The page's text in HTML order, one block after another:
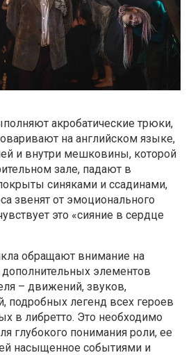
акробатические трюки,
на английском языке,
и внутри мешковины, которой
зале, падают в
синяками и ссадинами,
звенят от эмоционального
это «сияние в сердце
обращают внимание на
дополнительных элементов
– движений, звуков,
подробных легенд всех героев
в либретто. Это необходимо
глубокого понимания роли, ее
насыщенное событиями и